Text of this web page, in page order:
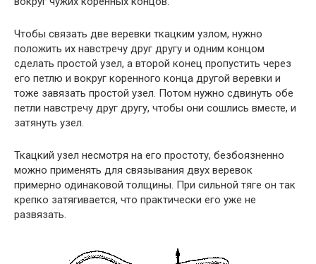
Чтобы связать две веревки ткацким узлом, нужно
положить их навстречу друг другу и одним концом
сделать простой узел, а второй конец пропустить через
его петлю и вокруг коренного конца другой веревки и
тоже завязать простой узел. Потом нужно сдвинуть обе
петли навстречу друг другу, чтобы они сошлись вместе, и
затянуть узел.
Ткацкий узел несмотря на его простоту, безбоязненно
можно применять для связывания двух веревок
примерно одинаковой толщины. При сильной тяге он так
крепко затягивается, что практически его уже не
развязать.